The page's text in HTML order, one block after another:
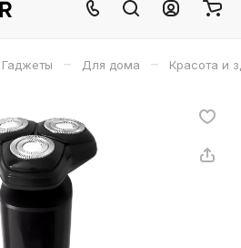
Гаджеты – Для дома – Красота и